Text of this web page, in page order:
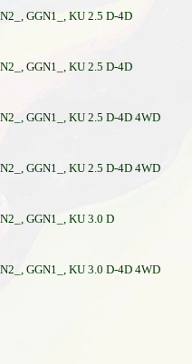
GGN1_, KU 2.5 D-4D
GGN1_, KU 2.5 D-4D
GGN1_, KU 2.5 D-4D 4WD
GGN1_, KU 2.5 D-4D 4WD
GGN1_, KU 3.0 D
GGN1_, KU 3.0 D-4D 4WD